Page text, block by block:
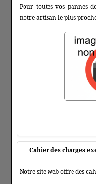
Pour toutes vos pannes
notre artisan le plus
Cahier des charges
Notre site web offre des